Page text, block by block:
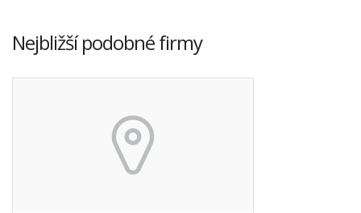
Nejbližší podobné firmy